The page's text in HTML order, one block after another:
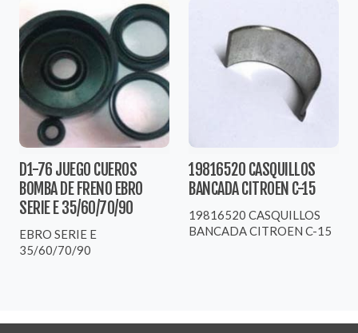
D1-76 JUEGO CUEROS
BOMBA DE FRENO EBRO
SERIE E 35/60/70/90
EBRO SERIE E
35/60/70/90
19816520 CASQUILLOS
BANCADA CITROEN C-15
19816520 CASQUILLOS
BANCADA CITROEN C-15